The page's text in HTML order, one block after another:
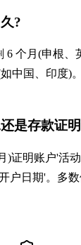
?
6 个月(申根、
中国、印度)
是存款证
)证明账户'活
户日期'。多